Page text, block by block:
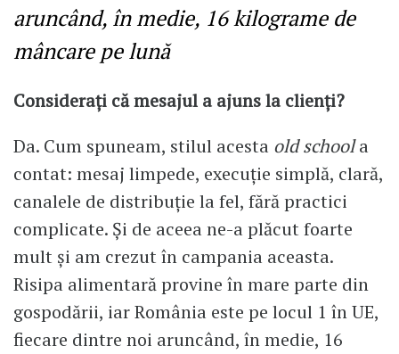
aruncând, în medie, 16 kilograme de
mâncare pe lună
Considerați că mesajul a ajuns la clienți?
Da. Cum spuneam, stilul acesta old schoola
contat: mesaj limpede, execuție simplă, clară,
canalele de distribuție la fel, fără practici
complicate. Și de aceea ne-a plăcut foarte
mult și am crezut în campania aceasta.
Risipa alimentară provine în mare parte din
gospodării, iar România este pe locul 1 în UE,
fiecare dintre noi aruncând, în medie, 16